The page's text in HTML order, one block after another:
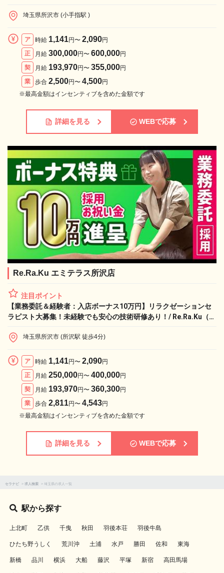
埼玉県所沢市 (小手指駅 )
ア 時給 1,141円〜 2,090円
正
月給 300,000円〜 600,000円
契
月給 193,970円〜 355,000円
業
歩合 2,500円〜 4,500円
※最高金額はインセンティブを含めた金額です
詳細を見る WEBで応募
Re.Ra.Ku エミテラス所沢店
注目ポイント
【業務委託＆経験者：入店ボーナス10万円】リラクゼーションセ
ラピスト大募集！未経験でも安心の技術研修あり！/ Re.Ra.Ku（リ
埼玉県所沢市 (所沢駅 徒歩4分)
ア 時給 1,141円〜 2,090円
正
月給 250,000円〜 400,000円
契
月給 193,970円〜 360,300円
業
歩合 2,811円〜 4,543円
※最高金額はインセンティブを含めた金額です
詳細を見る WEBで応募
セラナビ > 求人検索 > 埼玉県の求人一覧
駅から探す
上北町 乙供 千曳 秋田 羽後本荘 羽後牛島
ひたち野うしく 荒川沖 土浦 水戸 勝田 佐和 東海
新橋 品川 横浜 大船 藤沢 平塚 新宿 高田馬場